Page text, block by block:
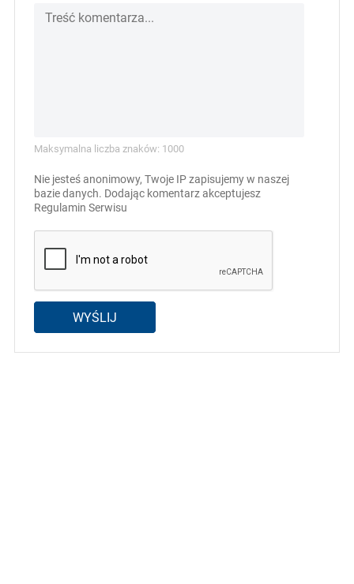
Maksymalna liczba znaków: 1000
Nie jesteś anonimowy, Twoje IP zapisujemy w naszej
bazie danych. Dodając komentarz akceptujesz
Regulamin Serwisu
WYŚLIJ